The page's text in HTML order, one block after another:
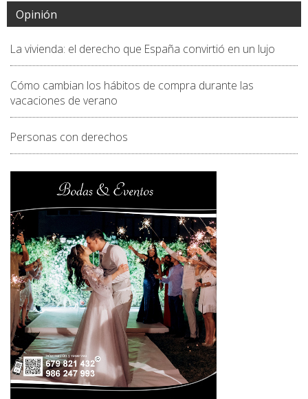
Opinión
La vivienda: el derecho que España convirtió en un lujo
Cómo cambian los hábitos de compra durante las
vacaciones de verano
Personas con derechos